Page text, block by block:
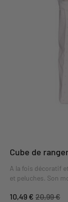
Cube de
A la fois décoratif
et peluches. Son
10,49 € 20,99 €